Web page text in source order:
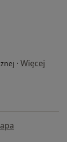
· Więcej